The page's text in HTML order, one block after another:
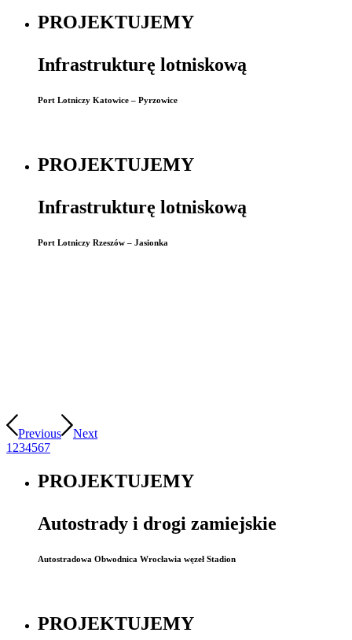
PROJEKTUJEMY
Infrastrukturę lotniskową
Port Lotniczy Katowice – Pyrzowice
PROJEKTUJEMY
Infrastrukturę lotniskową
Port Lotniczy Rzeszów – Jasionka
Previous
Next
1 234567
PROJEKTUJEMY
Autostrady i drogi zamiejskie
Autostradowa Obwodnica Wrocławia węzeł Stadion
PROJEKTUJEMY